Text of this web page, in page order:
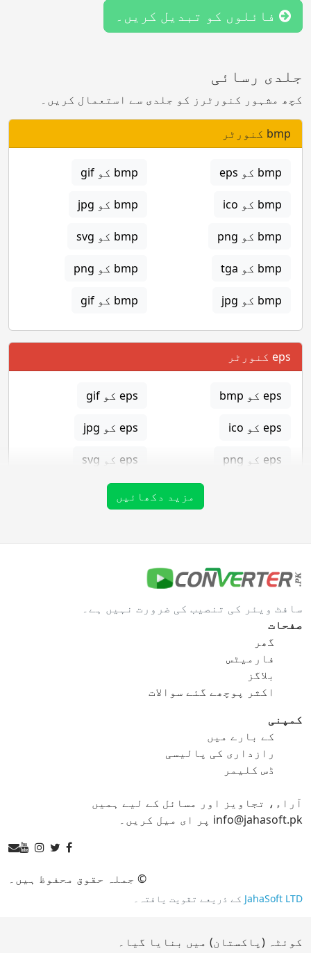
فائلوں کو تبدیل کریں۔
جلدی رسائی
کچھ مشہور کنورٹرز کو جلدی سے استعمال کریں۔
bmp کنورٹر
bmp کو eps bmp کو gif
bmp کو ico bmp کو jpg
bmp کو png bmp کو svg
bmp کو tga bmp کو png
bmp کو jpg bmp کو gif
eps کنورٹر
eps کو bmp eps کو gif
eps کو ico eps کو jpg
eps کو png eps کو svg
gif کنورٹر
gif کو bmp
gif کو ico
gif کو png
gif کو tga
ico کو bmp
ico کو gif ico کو jpg
مزید دکھائیں
سافٹ ویئر کی تنصیب کی ضرورت نہیں ہے۔
صفحات
گھر
فارمیٹس
بلاگز
اکثر پوچھے گئے سوالات
کمپنی
کے بارے میں
رازداری کی پالیسی
ڈس کلیمر
آراء، تجاویز اور مسائل کے لیے ہمیں
info@jahasoft.pk پر ای میل کریں۔
© جملہ حقوق محفوظ ہیں۔
JahaSoft LTD کے ذریعے تقویت یافتہ۔
کوئٹہ (پاکستان) میں بنایا گیا۔